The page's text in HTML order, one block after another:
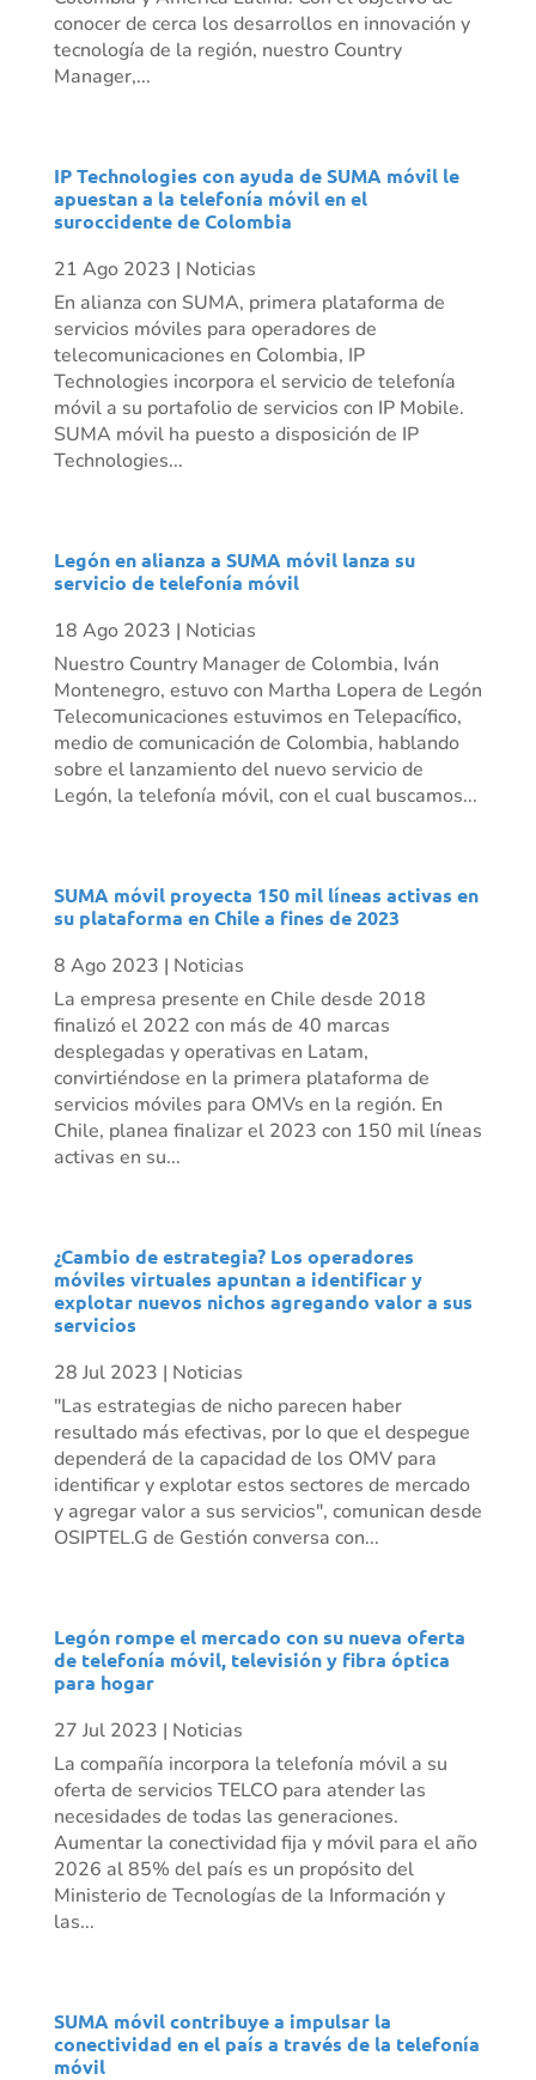
conocer de cerca los desarrollos en innovación y
tecnología de la región, nuestro Country
Manager,...
IP Technologies con ayuda de SUMA móvil le
apuestan a la telefonía móvil en el
suroccidente de Colombia
21 Ago 2023 | Noticias
En alianza con SUMA, primera plataforma de
servicios móviles para operadores de
telecomunicaciones en Colombia, IP
Technologies incorpora el servicio de telefonía
móvil a su portafolio de servicios con IP Mobile.
SUMA móvil ha puesto a disposición de IP
Technologies...
Legón en alianza a SUMA móvil lanza su
servicio de telefonía móvil
18 Ago 2023 | Noticias
Nuestro Country Manager de Colombia, Iván
Montenegro, estuvo con Martha Lopera de Legón
Telecomunicaciones estuvimos en Telepacífico,
medio de comunicación de Colombia, hablando
sobre el lanzamiento del nuevo servicio de
Legón, la telefonía móvil, con el cual buscamos...
SUMA móvil proyecta 150 mil líneas activas en
su plataforma en Chile a fines de 2023
8 Ago 2023 | Noticias
La empresa presente en Chile desde 2018
finalizó el 2022 con más de 40 marcas
desplegadas y operativas en Latam,
convirtiéndose en la primera plataforma de
servicios móviles para OMVs en la región. En
Chile, planea finalizar el 2023 con 150 mil líneas
activas en su...
¿Cambio de estrategia? Los operadores
móviles virtuales apuntan a identificar y
explotar nuevos nichos agregando valor a sus
servicios
28 Jul 2023 | Noticias
"Las estrategias de nicho parecen haber
resultado más efectivas, por lo que el despegue
dependerá de la capacidad de los OMV para
identificar y explotar estos sectores de mercado
y agregar valor a sus servicios", comunican desde
OSIPTEL.G de Gestión conversa con...
Legón rompe el mercado con su nueva oferta
de telefonía móvil, televisión y fibra óptica
para hogar
27 Jul 2023 | Noticias
La compañía incorpora la telefonía móvil a su
oferta de servicios TELCO para atender las
necesidades de todas las generaciones.
Aumentar la conectividad fija y móvil para el año
2026 al 85% del país es un propósito del
Ministerio de Tecnologías de la Información y
las...
SUMA móvil contribuye a impulsar la
conectividad en el país a través de la telefonía
móvil